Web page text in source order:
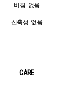
비침: 없음
신축성: 없음
CARE